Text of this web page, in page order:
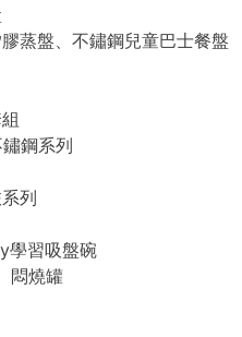
蒸盤、不鏽鋼兒童巴士餐盤
鋼系列
列
學習吸盤碗
悶燒罐